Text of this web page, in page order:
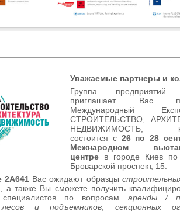
Уважаемые партнеры и
Группа предприятий
приглашает Вас
Международный
СТРОИТЕЛЬСТВО,
НЕДВИЖИМОСТЬ,
состоится с 26 по 28
Межнародном
центре в городе Киев по
Броварской проспект, 15.
2А641Вас ожидают образцы
, а также Вы сможете получить
по вопросам аренды /
и подъемников
секционных